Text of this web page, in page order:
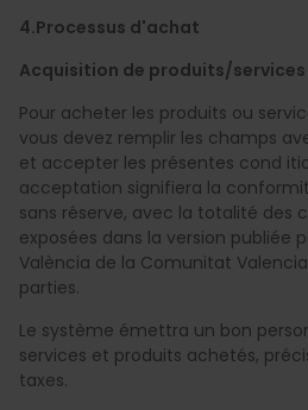
4.Processus d'achat
Acquisition de produits/services
Pour acheter les produits ou
vous devez remplir les champs
et accepter les présentes cond
acceptation signifiera la
sans réserve, avec la totalité des
exposées dans la version publiée
València de la Comunitat
parties.
Le système émettra un bon
services et produits achetés,
taxes.